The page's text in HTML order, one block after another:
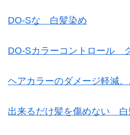
DO-Sな 白髪染め
DO-Sカラーコントロール
ヘアカラーのダメージ軽減。
出来るだけ髪を傷めない 白